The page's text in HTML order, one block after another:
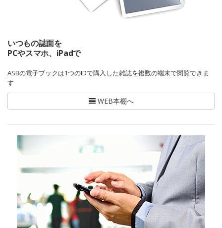
いつもの誌面を
PCやスマホ、iPadで
ASBの電子ブックは1つのIDで購入した雑誌を複数の端末で閲覧できま
す
WEB本棚へ